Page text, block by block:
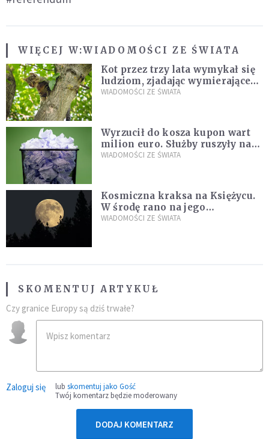
WIĘCEJ W:WIADOMOŚCI ZE ŚWIATA
Kot przez trzy lata wymykał się
ludziom, zjadając wymierające
kaczki. W końcu popełnił
WIADOMOŚCI ZE ŚWIATA
Wyrzucił do kosza kupon wart
milion euro. Służby ruszyły na
poszukiwania
WIADOMOŚCI ZE ŚWIATA
Kosmiczna kraksa na Księżycu.
W środę rano na jego
powierzchni dojdzie do
WIADOMOŚCI ZE ŚWIATA
SKOMENTUJ ARTYKUŁ
Czy granice Europy są dziś trwałe?
Zaloguj się lub skomentuj jako Gość
Twój komentarz będzie moderowany
DODAJ KOMENTARZ